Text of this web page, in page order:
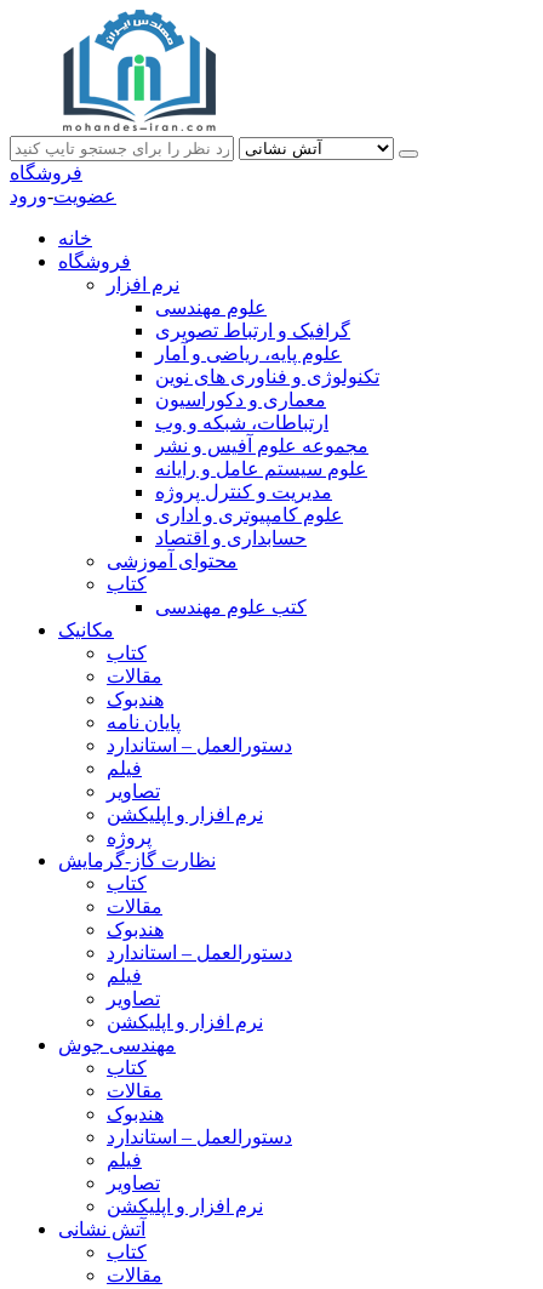
فروشگاه
عضویت-ورود
خانه
فروشگاه
نرم افزار
علوم مهندسی
گرافیک و ارتباط تصویری
علوم پایه، ریاضی و آمار
تکنولوژی و فناوری های نوین
معماری و دکوراسیون
ارتباطات، شبکه و وب
مجموعه علوم آفیس و نشر
علوم سیستم عامل و رایانه
مدیریت و کنترل پروژه
علوم کامپیوتری و اداری
حسابداری و اقتصاد
محتوای آموزشی
کتاب
کتب علوم مهندسی
مکانیک
کتاب
مقالات
هندبوک
پایان نامه
دستورالعمل – استاندارد
فیلم
تصاویر
نرم افزار و اپلیکشن
پروژه
نظارت گاز-گرمایش
کتاب
مقالات
هندبوک
دستورالعمل – استاندارد
فیلم
تصاویر
نرم افزار و اپلیکشن
مهندسی جوش
کتاب
مقالات
هندبوک
دستورالعمل – استاندارد
فیلم
تصاویر
نرم افزار و اپلیکشن
آتش نشانی
کتاب
مقالات